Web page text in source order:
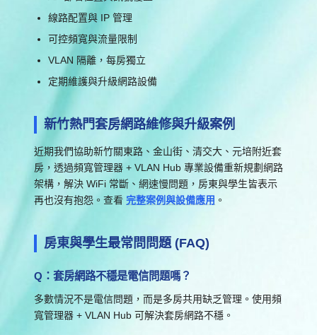
線路配置與 IP 管理
可控頻寬與流量限制
VLAN 隔離，每房獨立
定期維護與升級網路設備
新竹熱門套房網路維修與升級案例
近期我們協助新竹關東路、金山街、清交大、元培附近套
房，透過頻寬管理器 + VLAN Hub 專業設備重新規劃網路
架構，解決 WiFi 常斷、網速慢問題，房東與學生皆表示
再也沒有抱怨。查看 完整案例與設備應用 。
房東與學生最常問問題 (FAQ)
Q：套房網路不穩是電信問題嗎？
多數情況不是電信問題，而是多房共用缺乏管理。使用頻
寬管理器 + VLAN Hub 可解決套房網路不穩。